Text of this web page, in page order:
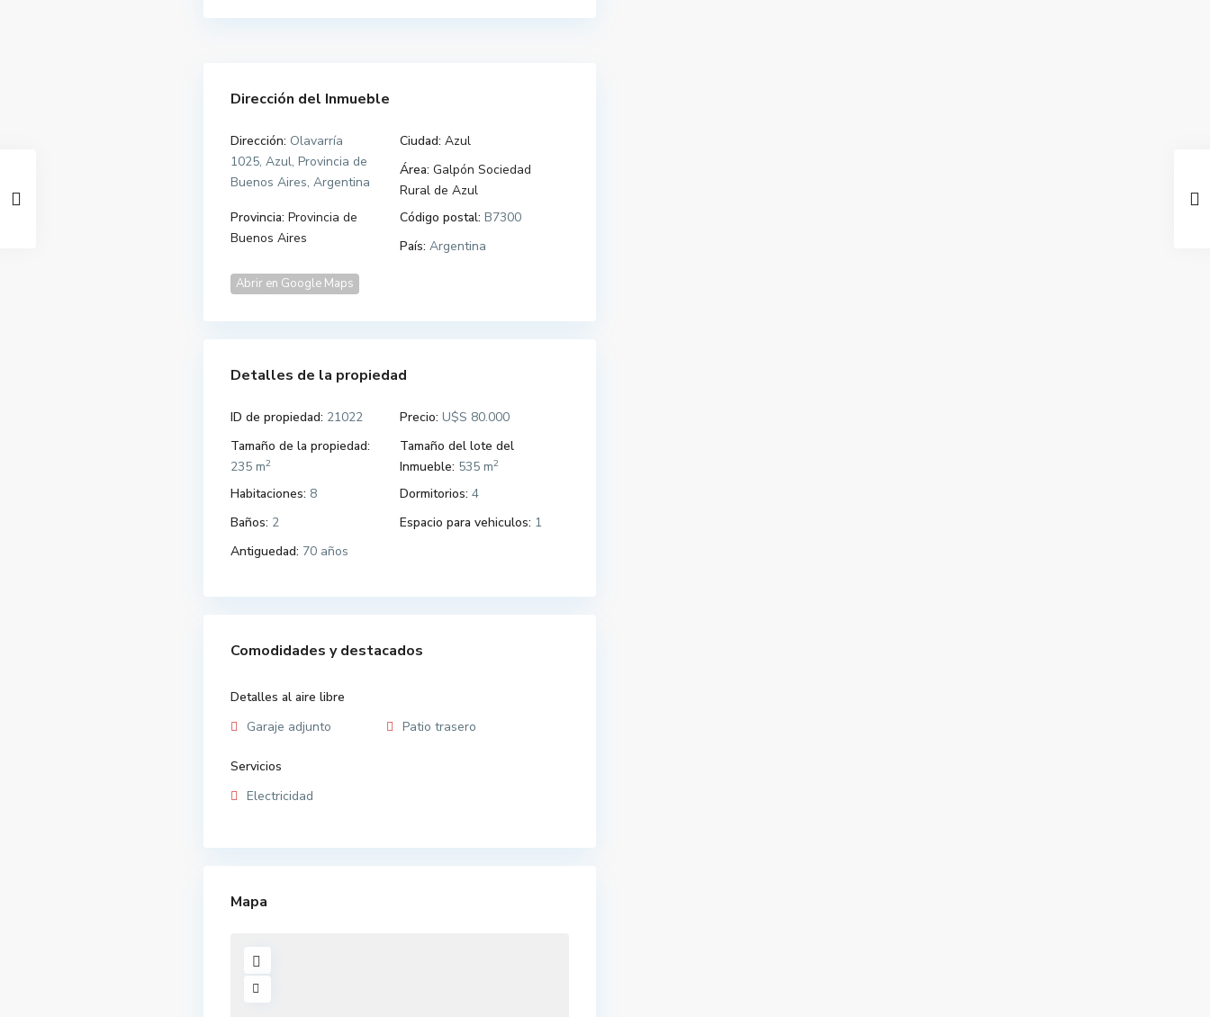
Dirección del Inmueble
Dirección: Olavarría
1025, Azul, Provincia de
Buenos Aires, Argentina
Ciudad: Azul
Área: Galpón Sociedad
Rural de Azul
Provincia: Provincia de
Buenos Aires
Código postal: B7300
País: Argentina
Abrir en Google Maps
Detalles de la propiedad
ID de propiedad: 21022 Precio: U$S 80.000
Tamaño de la propiedad:
235 m2
Tamaño del lote del
Inmueble: 535 m2
Habitaciones: 8 Dormitorios: 4
Baños: 2 Espacio para vehiculos: 1
Antiguedad: 70 años
Comodidades y destacados
Detalles al aire libre
Garaje adjunto
Patio trasero
Servicios
Electricidad
Mapa